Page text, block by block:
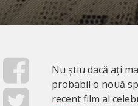
Nu știu dacă ați
probabil o nouă
recent film al